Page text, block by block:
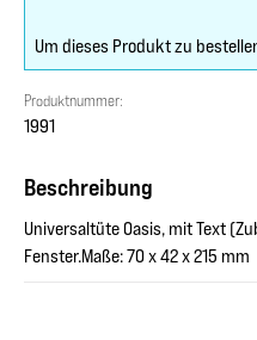
Um dieses Produkt zu
Produktnummer:
1991
Beschreibung
Universaltüte Oasis, mit Text
Fenster.Maße: 70 x 42 x 215 mm